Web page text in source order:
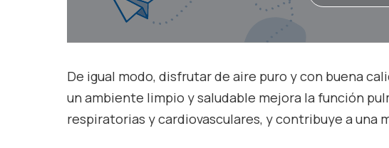
De igual modo, disfrutar de aire puro y con buena
un ambiente limpio y saludable mejora la función
respiratorias y cardiovasculares, y contribuye a una